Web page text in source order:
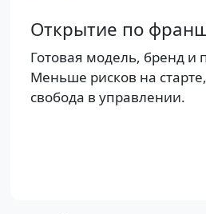
Открытие по
Готовая модель, бренд и
Меньше рисков на
свобода в управлении.